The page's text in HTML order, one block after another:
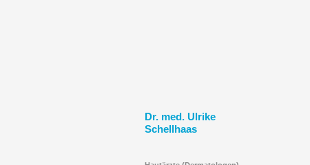
Dr. med. Ulrike
Schellhaas